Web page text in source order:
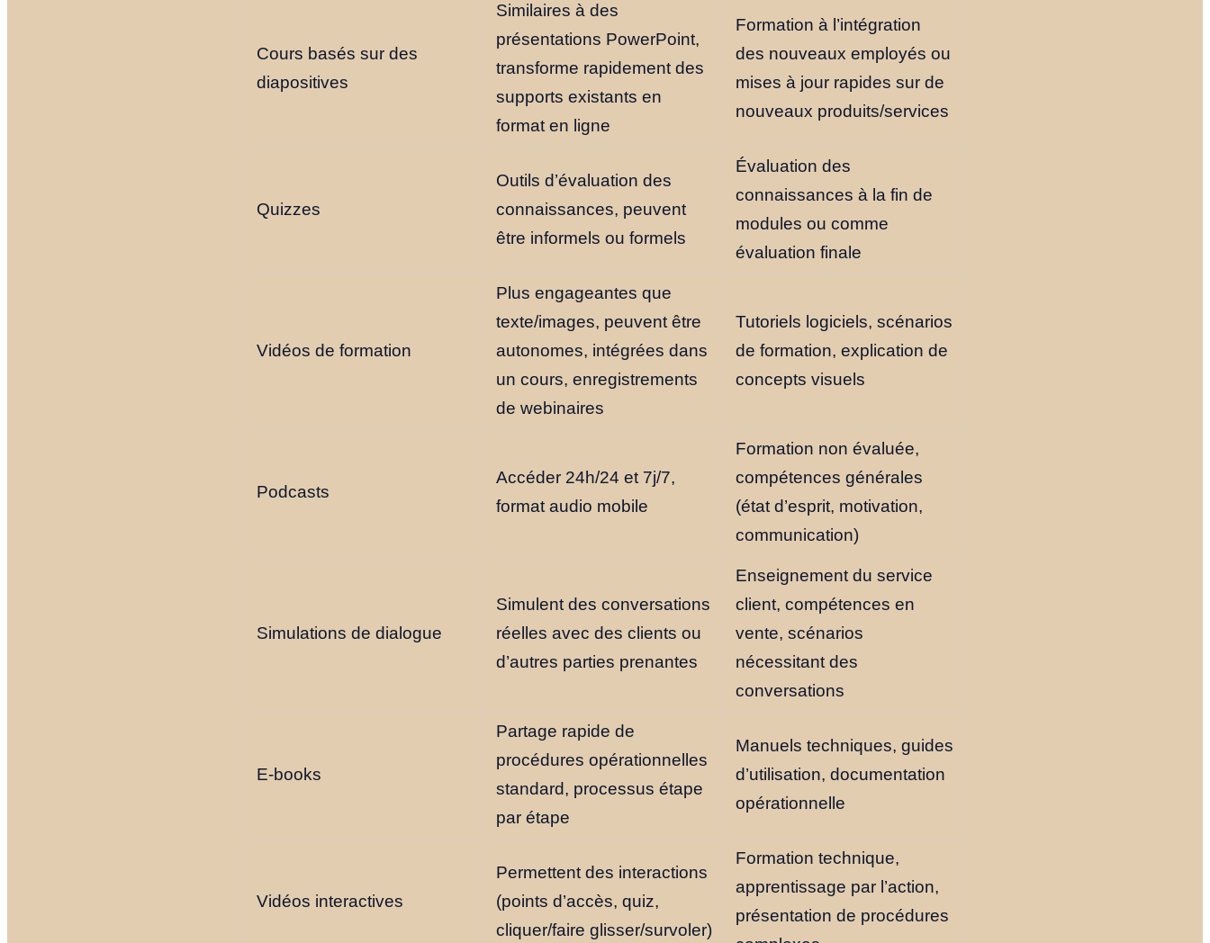
YOUTUBE
LINKEDIN
LIEN
Cours basés sur des
diapositives
Similaires à des
présentations PowerPoint,
transforme rapidement des
supports existants en
format en ligne
Formation à l’intégration
des nouveaux employés ou
mises à jour rapides sur de
nouveaux produits/services
Quizzes
Outils d’évaluation des
connaissances, peuvent
être informels ou formels
Évaluation des
connaissances à la fin de
modules ou comme
évaluation finale
Vidéos de formation
Plus engageantes que
texte/images, peuvent être
autonomes, intégrées dans
un cours, enregistrements
de webinaires
Tutoriels logiciels, scénarios
de formation, explication de
concepts visuels
Podcasts
Accéder 24h/24 et 7j/7,
format audio mobile
Formation non évaluée,
compétences générales
(état d’esprit, motivation,
communication)
Simulations de dialogue
Simulent des conversations
réelles avec des clients ou
d’autres parties prenantes
Enseignement du service
client, compétences en
vente, scénarios
nécessitant des
conversations
E-books
Partage rapide de
procédures opérationnelles
standard, processus étape
par étape
Manuels techniques, guides
d’utilisation, documentation
opérationnelle
Vidéos interactives
Permettent des interactions
(points d’accès, quiz,
cliquer/faire glisser/survoler)
Formation technique,
apprentissage par l’action,
présentation de procédures